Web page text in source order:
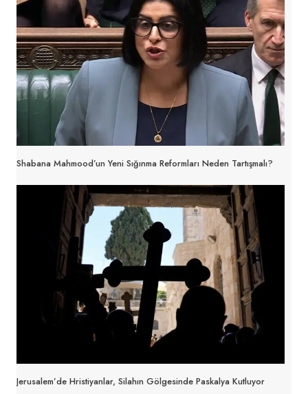
Shabana Mahmood’un Yeni Sığınma Reformları Neden Tartışmalı?
Jerusalem’de Hristiyanlar, Silahın Gölgesinde Paskalya Kutluyor